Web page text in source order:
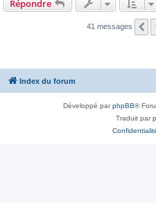
Répondre
41 messages
Index du forum
Développé parphpBB®
Traduit par